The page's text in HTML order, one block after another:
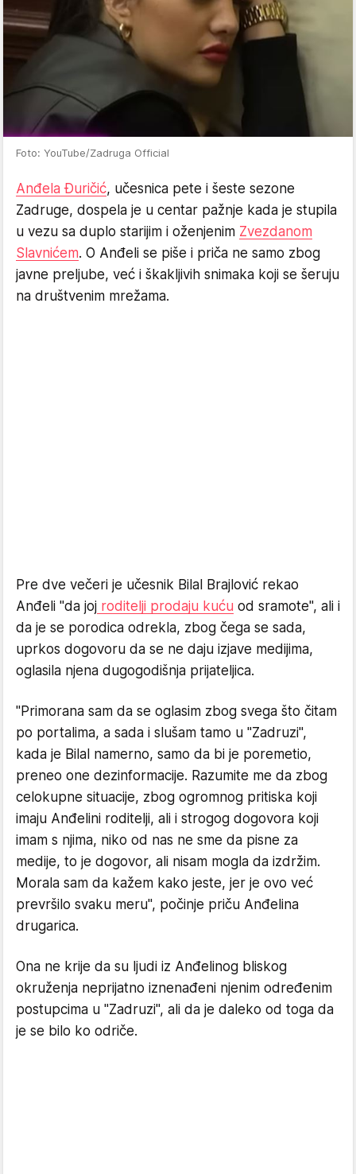
Foto: YouTube/Zadruga Official
Anđela Đuričić, učesnica pete i šeste sezone
Zadruge, dospela je u centar pažnje kada je stupila
u vezu sa duplo starijim i oženjenim Zvezdanom
Slavnićem. O Anđeli se piše i priča ne samo zbog
javne preljube, već i škakljivih snimaka koji se šeruju
na društvenim mrežama.
Pre dve večeri je učesnik Bilal Brajlović rekao
Anđeli "da joj roditelji prodaju kuću od sramote", ali i
da je se porodica odrekla, zbog čega se sada,
uprkos dogovoru da se ne daju izjave medijima,
oglasila njena dugogodišnja prijateljica.
"Primorana sam da se oglasim zbog svega što čitam
po portalima, a sada i slušam tamo u "Zadruzi",
kada je Bilal namerno, samo da bi je poremetio,
preneo one dezinformacije. Razumite me da zbog
celokupne situacije, zbog ogromnog pritiska koji
imaju Anđelini roditelji, ali i strogog dogovora koji
imam s njima, niko od nas ne sme da pisne za
medije, to je dogovor, ali nisam mogla da izdržim.
Morala sam da kažem kako jeste, jer je ovo već
prevršilo svaku meru", počinje priču Anđelina
drugarica.
Ona ne krije da su ljudi iz Anđelinog bliskog
okruženja neprijatno iznenađeni njenim određenim
postupcima u "Zadruzi", ali da je daleko od toga da
je se bilo ko odriče.